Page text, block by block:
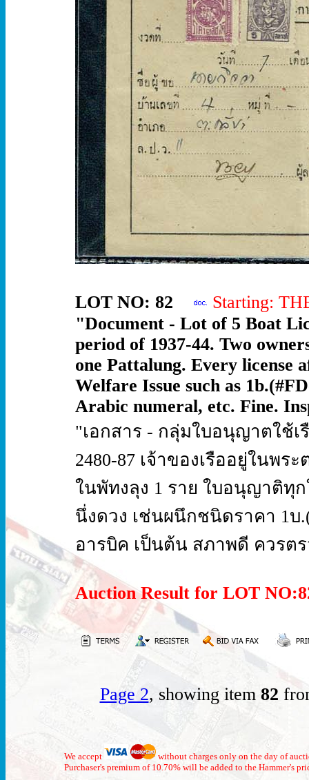
LOT NO: 82
Starting:
"Document - Lot of 5 Boat
period of 1937-44. Two
one Pattalung. Every license
Welfare Issue such as
Arabic numeral, etc. Fine.
"เอกสาร - กลุ่มใบอนุญาตใช้เ
2480-87 เจ้าของเรืออยู่ในพร
ในพัทงลุง 1 ราย ใบอนุญาติทุ
นึ่งดวง เช่นผนึกชนิดราคา 1บ
อารบิค เป็นต้น สภาพดี ควรตร
Auction Result for LOT
Page 2, showing item 82
We accept
without charges only on the day of
Purchaser's premium of 10.70% will be added to the Hammer's